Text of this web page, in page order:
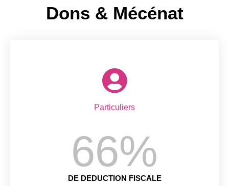
Dons & Mécénat
Particuliers
DE DEDUCTION FISCALE
66%